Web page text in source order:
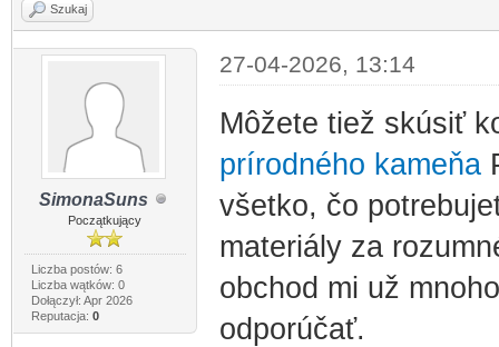
Szukaj
SimonaSuns
Początkujący
Liczba postów: 6
Liczba wątków: 0
Dołączył: Apr 2026
Reputacja: 0
27-04-2026, 13:14
Môžete tiež skúsiť
prírodného kameňa
všetko, čo
materiály za
obchod mi už
odporúčať.